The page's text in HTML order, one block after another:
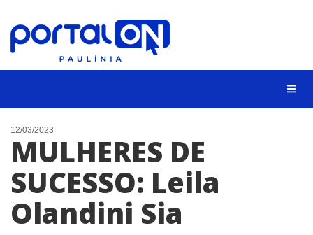
CIDADES
EVENTOS
EMPREGO
ANIVERSÁRIO DAS CIDADES
ANUNCIE
12/03/2023
MULHERES DE
SUCESSO: Leila
Olandini Sia